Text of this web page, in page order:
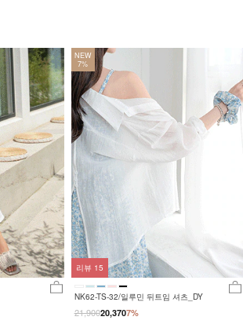
NEW
7%
NK62-TS-32/일루민 뒤트임 셔츠_DY
7%
21,90020,370
리뷰 15